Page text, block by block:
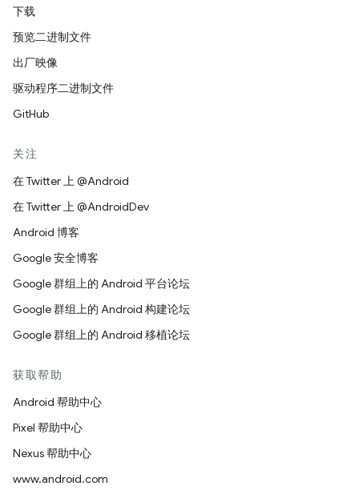
下载
预览二进制文件
出厂映像
驱动程序二进制文件
GitHub
关注
在 Twitter 上 @Android
在 Twitter 上 @AndroidDev
Android 博客
Google 安全博客
Google 群组上的 Android 平台论坛
Google 群组上的 Android 构建论坛
Google 群组上的 Android 移植论坛
获取帮助
Android 帮助中心
Pixel 帮助中心
Nexus 帮助中心
www.android.com